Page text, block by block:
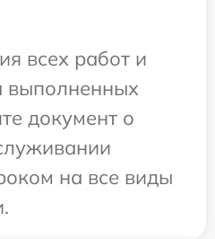
всех работ и
выполненных
документ о
на все виды